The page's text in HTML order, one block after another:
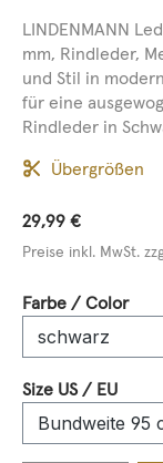
LINDENMANN
mm, Rindleder,
und Stil in
für eine
Rindleder in
Übergrößen
29,99 €
Preise inkl. MwSt.
Farbe / Color
Size US / EU